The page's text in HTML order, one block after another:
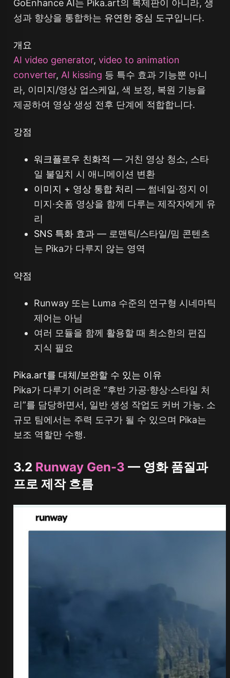
GoEnhance AI는 Pika.art의 복제판이 아니라, 생
성과 향상을 통합하는 유연한 중심 도구입니다.
개요
AI video generator, video to animation
converter, AI kissing 등 특수 효과 기능뿐 아니
라, 이미지/영상 업스케일, 색 보정, 복원 기능을
제공하여 영상 생성 전후 단계에 적합합니다.
강점
워크플로우 친화적 — 거친 영상 청소, 스타
일 불일치 시 애니메이션 변환
이미지 + 영상 통합 처리 — 썸네일·정지 이
미지·숏폼 영상을 함께 다루는 제작자에게 유
리
SNS 특화 효과— 로맨틱/스타일/밈 콘텐츠
는 Pika가 다루지 않는 영역
약점
Runway 또는 Luma 수준의 연구형 시네마틱
제어는 아님
여러 모듈을 함께 활용할 때 최소한의 편집
지식 필요
Pika.art를 대체/보완할 수 있는 이유
Pika가 다루기 어려운 “후반 가공·향상·스타일 처
리”를 담당하면서, 일반 생성 작업도 커버 가능. 소
규모 팀에서는 주력 도구가 될 수 있으며 Pika는
보조 역할만 수행.
3.2 Runway Gen-3 — 영화 품질과
프로 제작 흐름